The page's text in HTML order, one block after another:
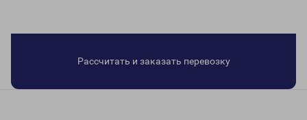
Рассчитать и заказать перевозку